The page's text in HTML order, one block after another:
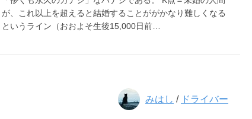
が、これ以上を超えると結婚することががかなり難しくなる
というライン（おおよそ生後15,000日前…
みはし / ドライバー